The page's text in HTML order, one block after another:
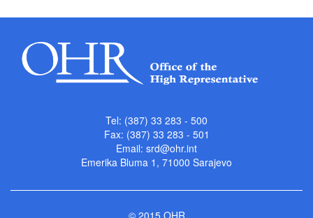
Tel: (387) 33 283 - 500
Fax: (387) 33 283 - 501
Email: srd@ohr.int
Emerika Bluma 1, 71000 Sarajevo